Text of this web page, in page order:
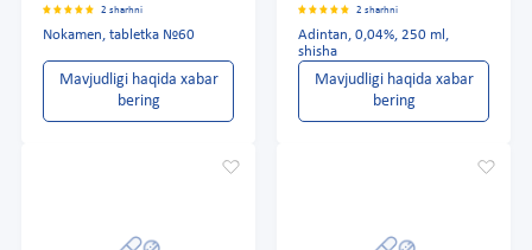
2 sharhni
Nokamen, tabletka №60
Mavjudligi haqida xabar
bering
2 sharhni
Adintan, 0,04%, 250 ml,
shisha
Mavjudligi haqida xabar
bering